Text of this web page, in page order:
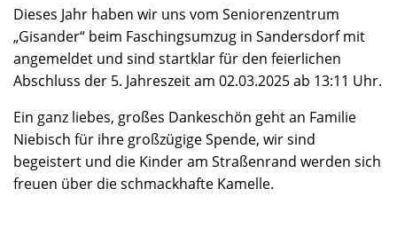
Dieses Jahr haben wir uns vom Seniorenzentrum
„Gisander“ beim Faschingsumzug in Sandersdorf mit
angemeldet und sind startklar für den feierlichen
Abschluss der 5. Jahreszeit am 02.03.2025 ab 13:11 Uhr.
Ein ganz liebes, großes Dankeschön geht an Familie
Niebisch für ihre großzügige Spende, wir sind
begeistert und die Kinder am Straßenrand werden sich
freuen über die schmackhafte Kamelle.